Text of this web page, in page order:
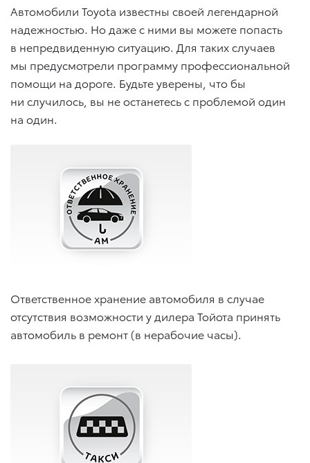
Автомобили Toyota известны своей легендарной
надежностью. Но даже с ними вы можете попасть
в непредвиденную ситуацию. Для таких случаев
мы предусмотрели программу профессиональной
помощи на дороге. Будьте уверены, что бы
ни случилось, вы не останетесь с проблемой один
на один.
Ответственное хранение автомобиля в случае
отсутствия возможности у дилера Тойота принять
автомобиль в ремонт (в нерабочие часы).